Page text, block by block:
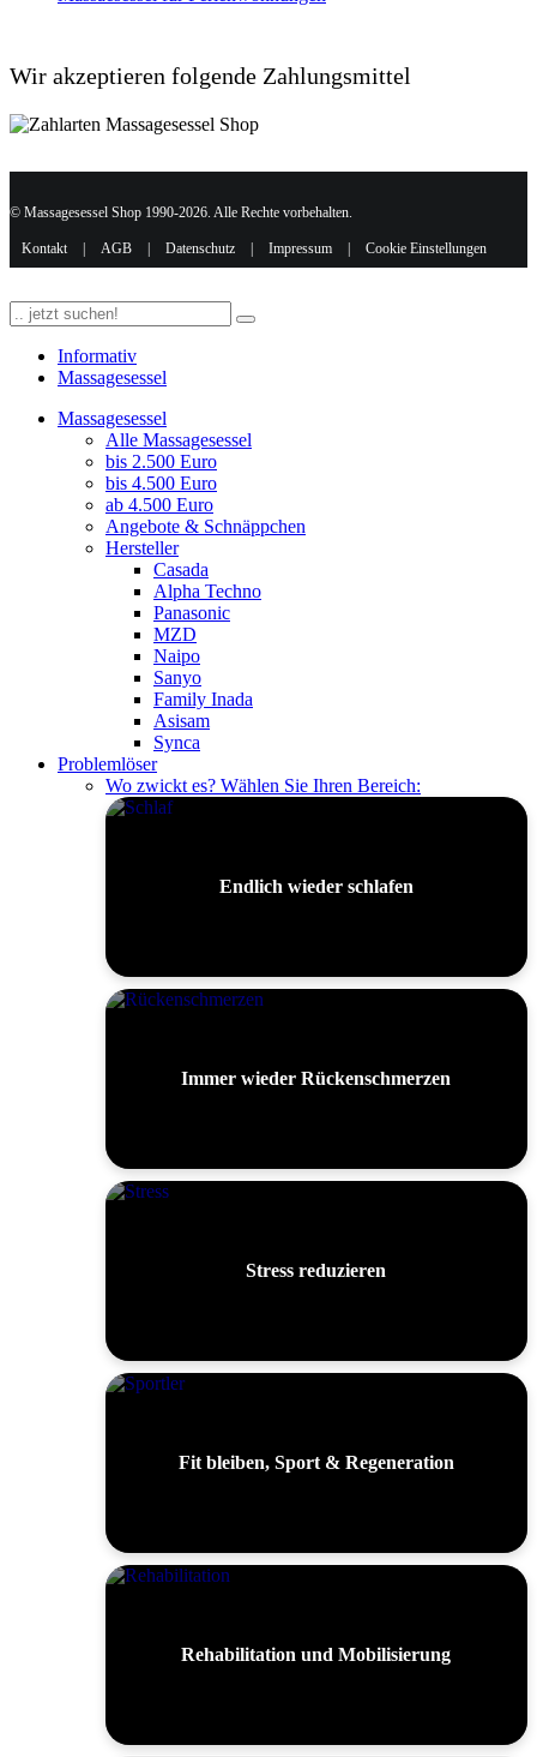
Wir akzeptieren folgende Zahlungsmittel
© Massagesessel Shop 1990-2026. Alle Rechte vorbehalten.
Kontakt AGB Datenschutz Impressum Cookie Einstellungen
Informativ
Massagesessel
Massagesessel
Alle Massagesessel
bis 2.500 Euro
bis 4.500 Euro
ab 4.500 Euro
Angebote & Schnäppchen
Hersteller
Casada
Alpha Techno
Panasonic
MZD
Naipo
Sanyo
Family Inada
Asisam
Synca
Problemlöser
Wo zwickt es? Wählen Sie Ihren Bereich:
Endlich wieder schlafen
Immer wieder Rückenschmerzen
Stress reduzieren
Fit bleiben, Sport & Regeneration
Rehabilitation und Mobilisierung